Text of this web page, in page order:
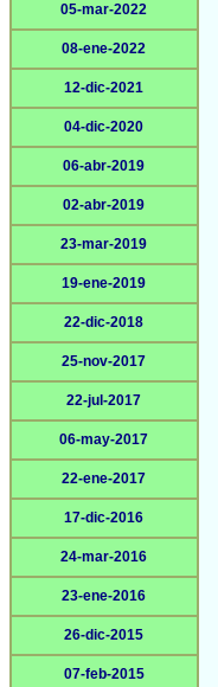
05-mar-2022
08-ene-2022
12-dic-2021
04-dic-2020
06-abr-2019
02-abr-2019
23-mar-2019
19-ene-2019
22-dic-2018
25-nov-2017
22-jul-2017
06-may-2017
22-ene-2017
17-dic-2016
24-mar-2016
23-ene-2016
26-dic-2015
07-feb-2015